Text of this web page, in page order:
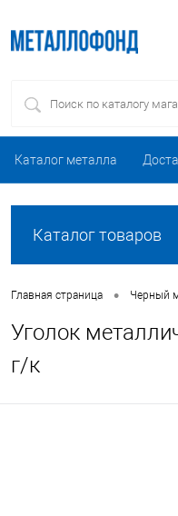
Каталог металла
Каталог товаров
Главная страница • Черный
Уголок
г/к